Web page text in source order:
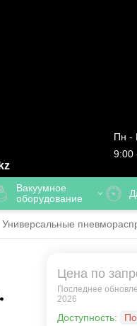
Пн -
9:00
Вакуумное
оборудование
Универсальные
Цена по
Последнее
2026
Доступность: